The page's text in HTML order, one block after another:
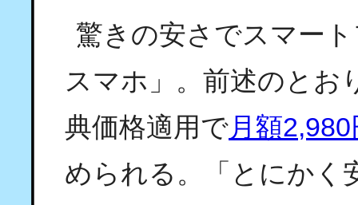
驚きの安さでスマー
スマホ」。前述のとお
典価格適用で月額
められる。「とにかく